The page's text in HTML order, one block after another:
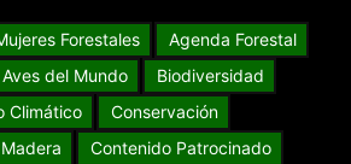
Forestales
Agenda Forestal
Aves del Mundo
Biodiversidad
Climático
Conservación
Contenido Patrocinado